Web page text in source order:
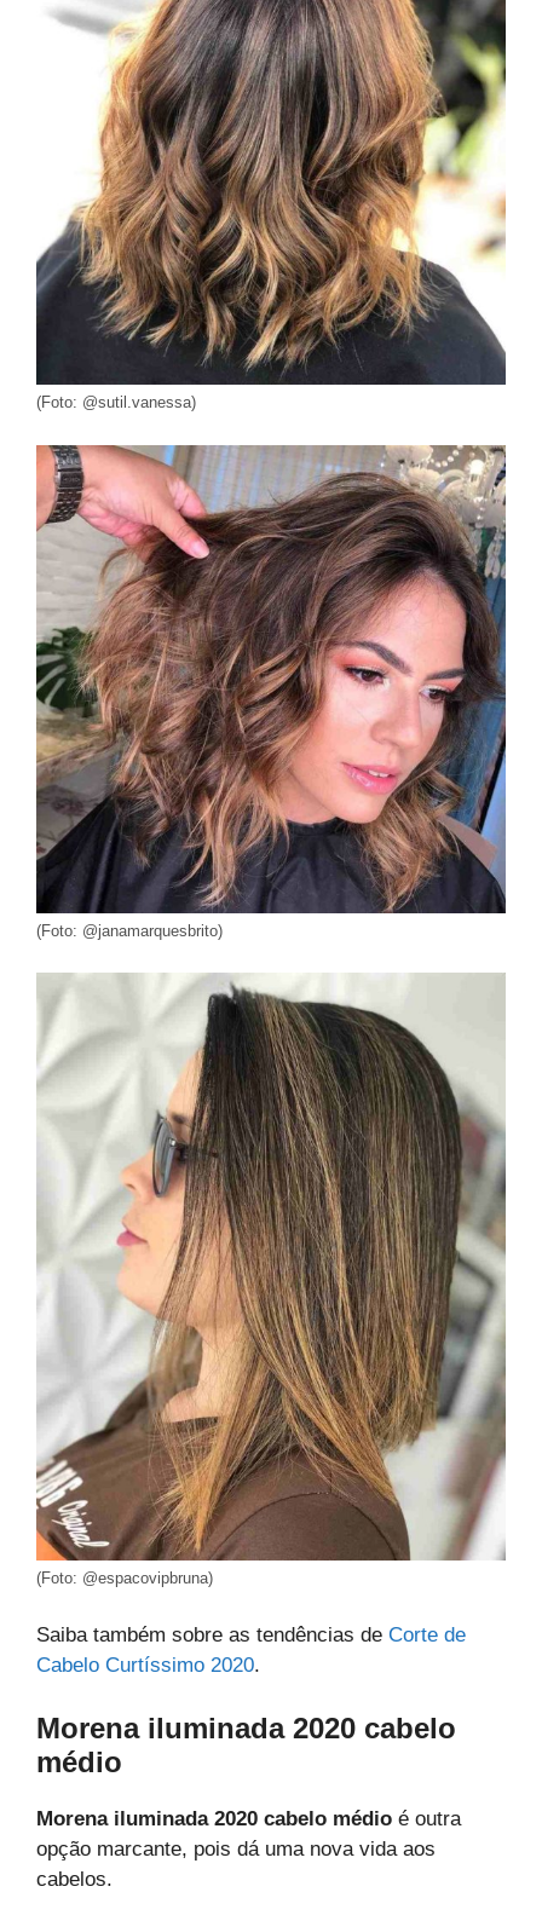
(Foto: @sutil.vanessa)
(Foto: @janamarquesbrito)
(Foto: @espacovipbruna)
Saiba também sobre as tendências de Corte de
Cabelo Curtíssimo 2020.
Morena iluminada 2020 cabelo
médio
Morena iluminada 2020 cabelo médio é outra
opção marcante, pois dá uma nova vida aos
cabelos.